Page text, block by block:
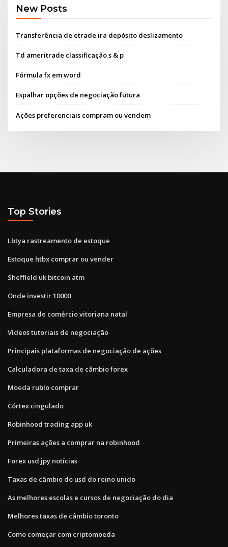
New Posts
Transferência de etrade ira depósito deslizamento
Td ameritrade classificação s & p
Fórmula fx em word
Espalhar opções de negociação futura
Ações preferenciais compram ou vendem
Top Stories
Lbtya rastreamento de estoque
Estoque htbx comprar ou vender
Sheffield uk bitcoin atm
Onde investir 10000
Empresa de comércio vitoriana natal
Vídeos tutoriais de negociação
Principais plataformas de negociação de ações
Calculadora de taxa de câmbio forex
Moeda rublo comprar
Córtex cingulado
Robinhood trading app uk
Primeiras ações a comprar na robinhood
Forex usd jpy notícias
Taxas de câmbio do usd do reino unido
As melhores escolas e cursos de negociação do dia
Melhores taxas de câmbio toronto
Como começar com criptomoeda